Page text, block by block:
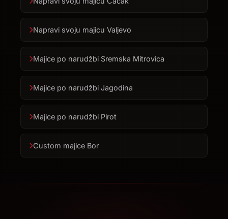
Napravi svoju majicu Valjevo
Majice po narudžbi Sremska Mitrovica
Majice po narudžbi Jagodina
Majice po narudžbi Pirot
Custom majice Bor